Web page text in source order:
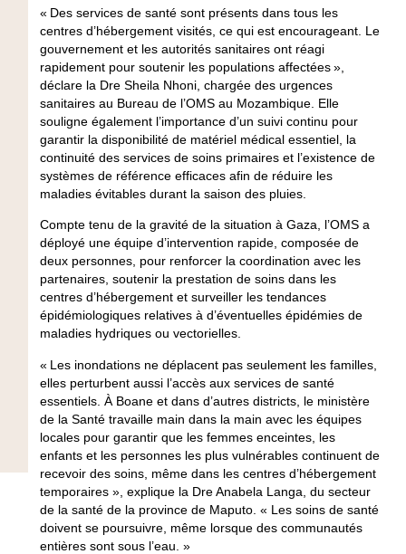
« Des services de santé sont présents dans tous les
centres d’hébergement visités, ce qui est encourageant. Le
gouvernement et les autorités sanitaires ont réagi
rapidement pour soutenir les populations affectées »,
déclare la Dre Sheila Nhoni, chargée des urgences
sanitaires au Bureau de l’OMS au Mozambique. Elle
souligne également l’importance d’un suivi continu pour
garantir la disponibilité de matériel médical essentiel, la
continuité des services de soins primaires et l’existence de
systèmes de référence efficaces afin de réduire les
maladies évitables durant la saison des pluies.
Compte tenu de la gravité de la situation à Gaza, l’OMS a
déployé une équipe d’intervention rapide, composée de
deux personnes, pour renforcer la coordination avec les
partenaires, soutenir la prestation de soins dans les
centres d’hébergement et surveiller les tendances
épidémiologiques relatives à d’éventuelles épidémies de
maladies hydriques ou vectorielles.
« Les inondations ne déplacent pas seulement les familles,
elles perturbent aussi l’accès aux services de santé
essentiels. À Boane et dans d’autres districts, le ministère
de la Santé travaille main dans la main avec les équipes
locales pour garantir que les femmes enceintes, les
enfants et les personnes les plus vulnérables continuent de
recevoir des soins, même dans les centres d’hébergement
temporaires », explique la Dre Anabela Langa, du secteur
de la santé de la province de Maputo. « Les soins de santé
doivent se poursuivre, même lorsque des communautés
entières sont sous l’eau. »